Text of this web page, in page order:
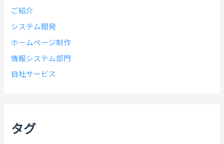
ご紹介
システム開発
ホームページ制作
情報システム部門
自社サービス
タグ